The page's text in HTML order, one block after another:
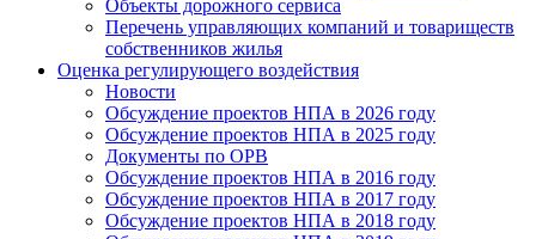
Объекты дорожного сервиса
Перечень управляющих компаний и товариществ
собственников жилья
Оценка регулирующего воздействия
Новости
Обсуждение проектов НПА в 2026 году
Обсуждение проектов НПА в 2025 году
Документы по ОРВ
Обсуждение проектов НПА в 2016 году
Обсуждение проектов НПА в 2017 году
Обсуждение проектов НПА в 2018 году